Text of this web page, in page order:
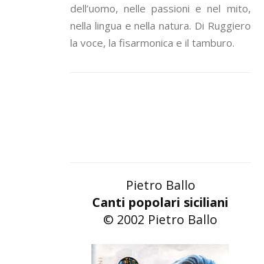
dell’uomo, nelle passioni e nel mito,
nella lingua e nella natura. Di Ruggiero
la voce, la fisarmonica e il tamburo.
Pietro Ballo
Canti popolari siciliani
© 2002 Pietro Ballo